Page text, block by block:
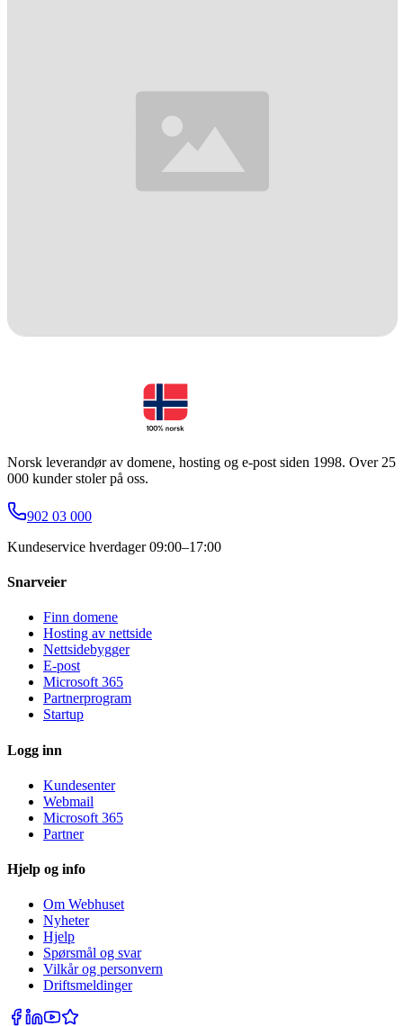
Norsk leverandør av domene, hosting og e-post siden 1998. Over 25
000 kunder stoler på oss.
902 03 000
Kundeservice hverdager 09:00–17:00
Snarveier
Finn domene
Hosting av nettside
Nettsidebygger
E-post
Microsoft 365
Partnerprogram
Startup
Logg inn
Kundesenter
Webmail
Microsoft 365
Partner
Hjelp og info
Om Webhuset
Nyheter
Hjelp
Spørsmål og svar
Vilkår og personvern
Driftsmeldinger